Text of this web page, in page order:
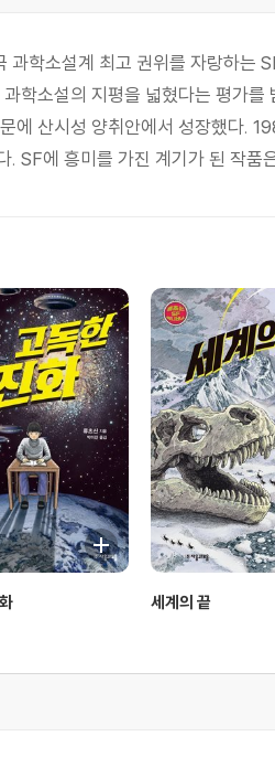
학소설계 최고 권위를 자랑하는
학소설의 지평을 넓혔다는 평가
에 산시성 양취안에서 성장했다.
에 흥미를 가진 계기가 된 작품
세계의 끝